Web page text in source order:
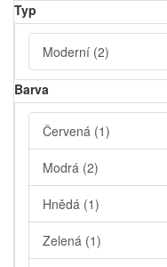
Typ
Moderní (2)
Barva
Červená (1)
Modrá (2)
Hnědá (1)
Zelená (1)